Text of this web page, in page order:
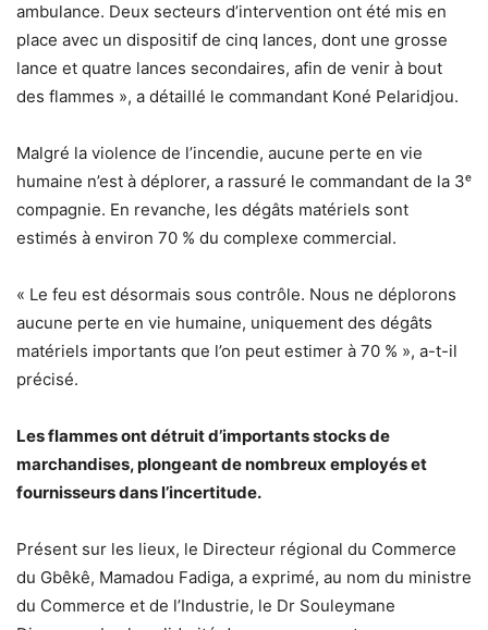
ambulance. Deux secteurs d’intervention ont été mis en
place avec un dispositif de cinq lances, dont une grosse
lance et quatre lances secondaires, afin de venir à bout
des flammes », a détaillé le commandant Koné Pelaridjou.
Malgré la violence de l’incendie, aucune perte en vie
humaine n’est à déplorer, a rassuré le commandant de la 3ᵉ
compagnie. En revanche, les dégâts matériels sont
estimés à environ 70 % du complexe commercial.
« Le feu est désormais sous contrôle. Nous ne déplorons
aucune perte en vie humaine, uniquement des dégâts
matériels importants que l’on peut estimer à 70 % », a-t-il
précisé.
Les flammes ont détruit d’importants stocks de
marchandises, plongeant de nombreux employés et
fournisseurs dans l’incertitude.
Présent sur les lieux, le Directeur régional du Commerce
du Gbêkê, Mamadou Fadiga, a exprimé, au nom du ministre
du Commerce et de l’Industrie, le Dr Souleymane